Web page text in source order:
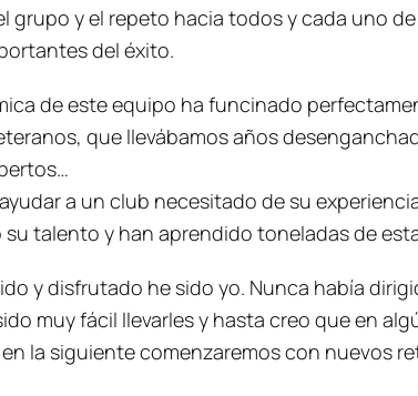
y el repeto hacia todos y cada uno
del éxito.
de este equipo ha funcinado
que llevábamos años
a un club necesitado de su
talento y han aprendido toneladas de
y disfrutado he sido yo. Nunca había
muy fácil llevarles y hasta creo que en
la siguiente comenzaremos con nuevos